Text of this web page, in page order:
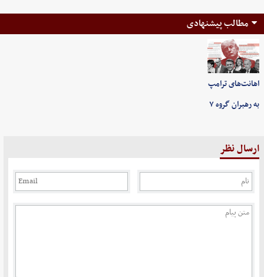
مطالب پیشنهادی
اهانت‌های ترامپ
به رهبران گروه ۷
ارسال نظر